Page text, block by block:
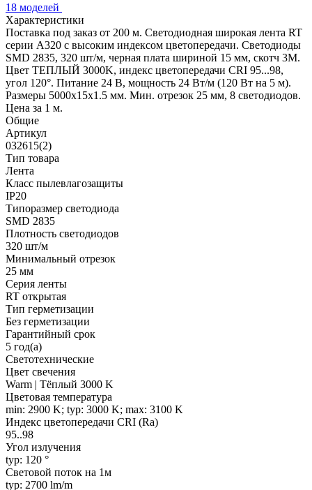
18 моделей
Характеристики
Поставка под заказ от 200 м. Светодиодная широкая лента RT
серии A320 с высоким индексом цветопередачи. Светодиоды
SMD 2835, 320 шт/м, черная плата шириной 15 мм, скотч 3М.
Цвет ТЕПЛЫЙ 3000K, индекс цветопередачи CRI 95...98,
угол 120°. Питание 24 В, мощность 24 Вт/м (120 Вт на 5 м).
Размеры 5000х15х1.5 мм. Мин. отрезок 25 мм, 8 светодиодов.
Цена за 1 м.
Общие
Артикул
032615(2)
Тип товара
Лента
Класс пылевлагозащиты
IP20
Типоразмер светодиода
SMD 2835
Плотность светодиодов
320 шт/м
Минимальный отрезок
25 мм
Серия ленты
RT открытая
Тип герметизации
Без герметизации
Гарантийный срок
5 год(а)
Светотехнические
Цвет свечения
Warm | Тёплый 3000 K
Цветовая температура
min: 2900 K; typ: 3000 K; max: 3100 K
Индекс цветопередачи CRI (Ra)
95..98
Угол излучения
typ: 120 °
Световой поток на 1м
typ: 2700 lm/m